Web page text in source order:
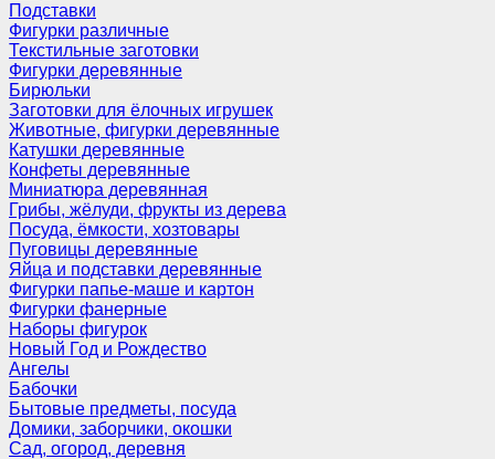
Подставки
Фигурки различные
Текстильные заготовки
Фигурки деревянные
Бирюльки
Заготовки для ёлочных игрушек
Животные, фигурки деревянные
Катушки деревянные
Конфеты деревянные
Миниатюра деревянная
Грибы, жёлуди, фрукты из дерева
Посуда, ёмкости, хозтовары
Пуговицы деревянные
Яйца и подставки деревянные
Фигурки папье-маше и картон
Фигурки фанерные
Наборы фигурок
Новый Год и Рождество
Ангелы
Бабочки
Бытовые предметы, посуда
Домики, заборчики, окошки
Сад, огород, деревня